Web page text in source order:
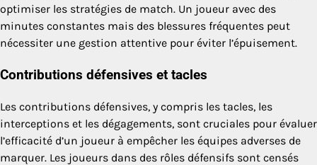
optimiser les stratégies de match. Un joueur avec des
minutes constantes mais des blessures fréquentes peut
nécessiter une gestion attentive pour éviter l’épuisement.
Contributions défensives et tacles
Les contributions défensives, y compris les tacles, les
interceptions et les dégagements, sont cruciales pour évaluer
l’efficacité d’un joueur à empêcher les équipes adverses de
marquer. Les joueurs dans des rôles défensifs sont censés